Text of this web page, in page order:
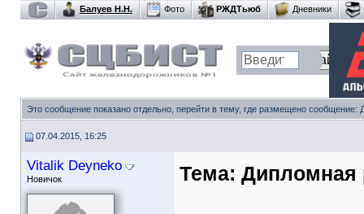
Балуев Н.Н. Фото РЖДТьюб Дневники
Это сообщение показано отдельно, перейти в тему, где размещено сообщение:
07.04.2015, 16:25
Vitalik Deyneko
Новичок Тема: Дипломная